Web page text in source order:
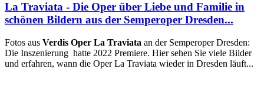
La Traviata - Die Oper über Liebe und Familie in
schönen Bildern aus der Semperoper Dresden...
Fotos aus Verdis Oper La Traviata an der Semperoper Dresden:
Die Inszenierung hatte 2022 Premiere. Hier sehen Sie viele Bilder
und erfahren, wann die Oper La Traviata wieder in Dresden läuft...